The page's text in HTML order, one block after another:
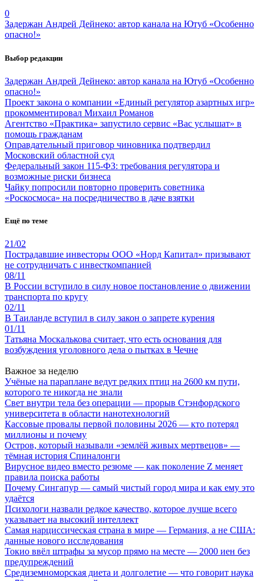
0
Задержан Андрей Дейнеко: автор канала на Ютуб «Особенно
опасно!»
Выбор редакции
Задержан Андрей Дейнеко: автор канала на Ютуб «Особенно
опасно!»
Проект закона о компании «Единый регулятор азартных игр»
прокомментировал Михаил Романов
Агентство «Практика» запустило сервис «Вас услышат» в
помощь гражданам
Оправдательный приговор чиновника подтвердил
Московский областной суд
Федеральный закон 115-ФЗ: требования регулятора и
возможные риски бизнеса
Чайку попросили повторно проверить советника
«Роскосмоса» на посредничество в даче взятки
Ещё по теме
21/02
Пострадавшие инвесторы ООО «Норд Капитал» призывают
не сотрудничать с инвесткомпанией
08/11
В России вступило в силу новое постановление о движении
транспорта по кругу
02/11
В Таиланде вступил в силу закон о запрете курения
01/11
Татьяна Москалькова считает, что есть основания для
возбуждения уголовного дела о пытках в Чечне
Важное за неделю
Учёные на параплане ведут редких птиц на 2600 км пути,
которого те никогда не знали
Свет внутри тела без операции — прорыв Стэнфордского
университета в области нанотехнологий
Кассовые провалы первой половины 2026 — кто потерял
миллионы и почему
Остров, который называли «землёй живых мертвецов» —
тёмная история Спиналонги
Вирусное видео вместо резюме — как поколение Z меняет
правила поиска работы
Почему Сингапур — самый чистый город мира и как ему это
удаётся
Психологи назвали редкое качество, которое лучше всего
указывает на высокий интеллект
Самая нарциссическая страна в мире — Германия, а не США:
данные нового исследования
Токио ввёл штрафы за мусор прямо на месте — 2000 иен без
предупреждений
Средиземноморская диета и долголетие — что говорит наука